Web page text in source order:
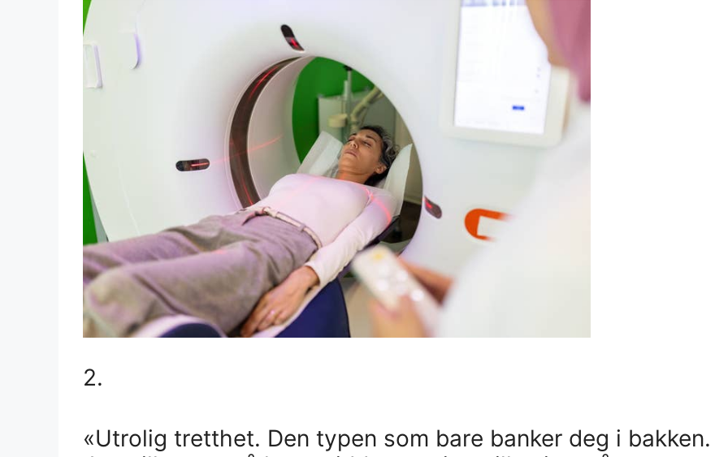
2.
«Utrolig tretthet. Den typen som bare banker deg i bakken.